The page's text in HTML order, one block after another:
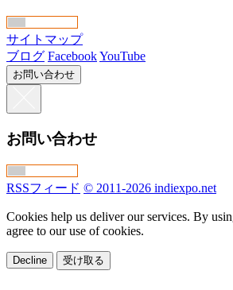
サイトマップ
ブログ FacebookYouTube
お問い合わせ
お問い合わせ
RSSフィード © 2011-2026 indiexpo.net
Cookies help us deliver our services. By
agree to our use of cookies.
Decline 受け取る